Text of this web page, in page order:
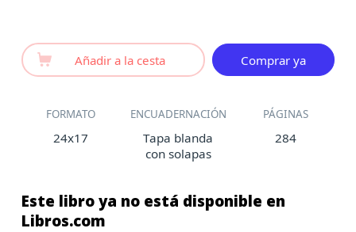
Añadir a la cesta Comprar ya
FORMATO ENCUADERNACIÓN PÁGINAS
24x17
Tapa blanda
con solapas
284
Este libro ya no está disponible en
Libros.com